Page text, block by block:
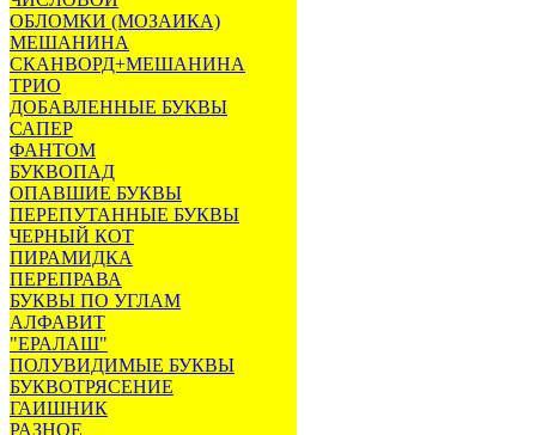
ОБЛОМКИ (МОЗАИКА)
МЕШАНИНА
СКАНВОРД+МЕШАНИНА
ТРИО
ДОБАВЛЕННЫЕ БУКВЫ
САПЕР
ФАНТОМ
БУКВОПАД
ОПАВШИЕ БУКВЫ
ПЕРЕПУТАННЫЕ БУКВЫ
ЧЕРНЫЙ КОТ
ПИРАМИДКА
ПЕРЕПРАВА
БУКВЫ ПО УГЛАМ
АЛФАВИТ
"ЕРАЛАШ"
ПОЛУВИДИМЫЕ БУКВЫ
БУКВОТРЯСЕНИЕ
ГАИШНИК
РАЗНОЕ